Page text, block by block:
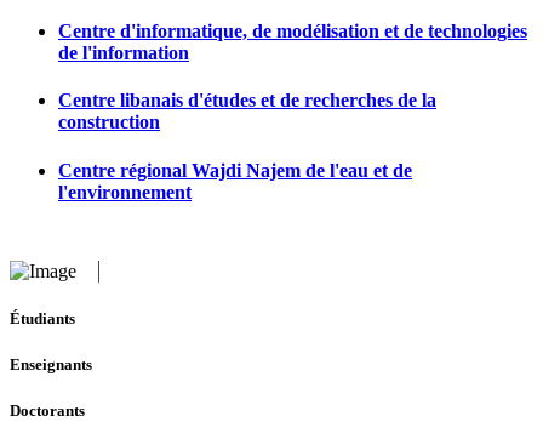
Centre d'informatique, de modélisation et de technologies
de l'information
Centre libanais d'études et de recherches de la
construction
Centre régional Wajdi Najem de l'eau et de
l'environnement
Étudiants
Enseignants
Doctorants